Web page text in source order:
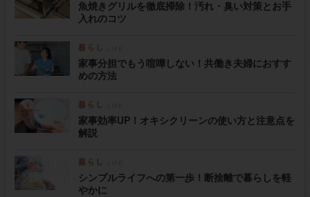
魚焼きグリルを徹底掃除！汚れ・臭い対策とお手
入れのコツ
家事分担でもう喧嘩しない！共働き夫婦におすす
めの方法
家事効率UP！オキシクリーンの使い方と注意点を
解説
シンプルライフへの第一歩！断捨離で暮らしを軽
やかに